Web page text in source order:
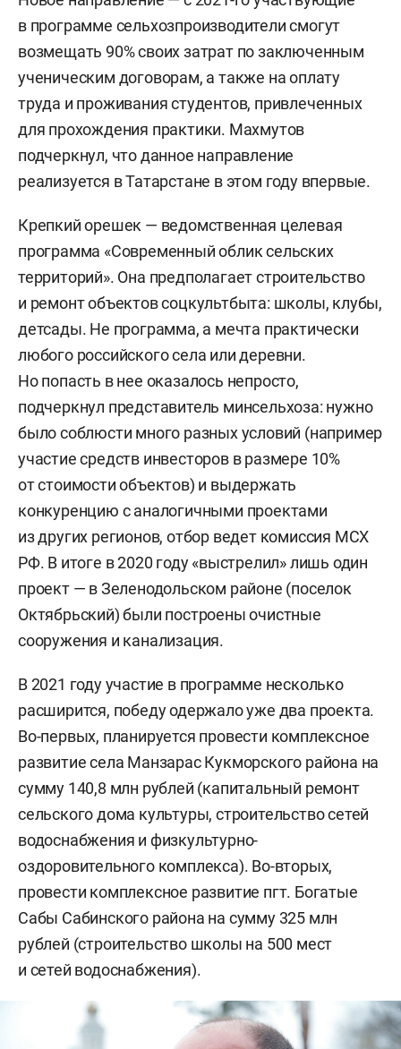
в программе сельхозпроизводители смогут
возмещать 90% своих затрат по заключенным
ученическим договорам, а также на оплату
труда и проживания студентов, привлеченных
для прохождения практики. Махмутов
подчеркнул, что данное направление
реализуется в Татарстане в этом году впервые.
Крепкий орешек — ведомственная целевая
программа «Современный облик сельских
территорий». Она предполагает строительство
и ремонт объектов соцкультбыта: школы, клубы,
детсады. Не программа, а мечта практически
любого российского села или деревни.
Но попасть в нее оказалось непросто,
подчеркнул представитель минсельхоза: нужно
было соблюсти много разных условий (например
участие средств инвесторов в размере 10%
от стоимости объектов) и выдержать
конкуренцию с аналогичными проектами
из других регионов, отбор ведет комиссия МСХ
РФ. В итоге в 2020 году «выстрелил» лишь один
проект — в Зеленодольском районе (поселок
Октябрьский) были построены очистные
сооружения и канализация.
В 2021 году участие в программе несколько
расширится, победу одержало уже два проекта.
Во-первых, планируется провести комплексное
развитие села Манзарас Кукморского района на
сумму 140,8 млн рублей (капитальный ремонт
сельского дома культуры, строительство сетей
водоснабжения и физкультурно-
оздоровительного комплекса). Во-вторых,
провести комплексное развитие пгт. Богатые
Сабы Сабинского района на сумму 325 млн
рублей (строительство школы на 500 мест
и сетей водоснабжения).